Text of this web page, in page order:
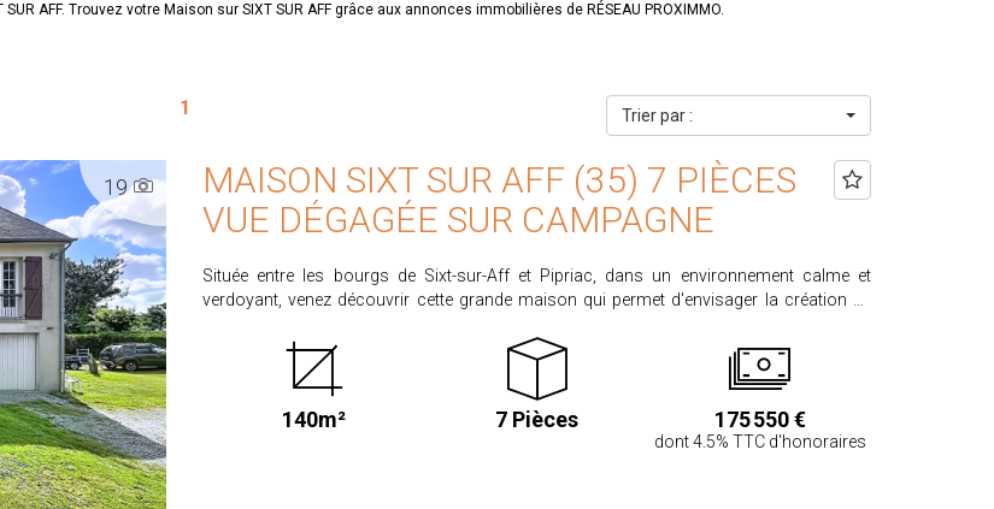
AFF. Trouvez votre Maison sur SIXT SUR AFF grâce aux annonces immobilières de RÉSEAU PROXIMMO.
1 Trier par :
19
MAISON SIXT SUR AFF (35) 7 PIÈCES
VUE DÉGAGÉE SUR CAMPAGNE
Située entre les bourgs de Sixt-sur-Aff et Pipriac, dans un environnement calme et
verdoyant, venez découvrir cette grande maison qui permet d'envisager la création de
hall d'entrée qui dessert au rez-de-chaussée : une cuisine, un cellier chaufferie (chaudière
électrique), un WC, une salle d'eau, deux chambres, un débarras, et le garage (porte
électrique). Depuis le hall d'entrée, un escalier conduit à l'étage et dessert une cuisine avec
salle à manger, un séjour, une salle de bains, un WC, un bureau et trois chambres. Une
échelle escamotable permet de rejoindre les combles (dalle béton) Pas de voisins
140m² 7 Pièces 175 550 €
dont 4.5% TTC d'honoraires